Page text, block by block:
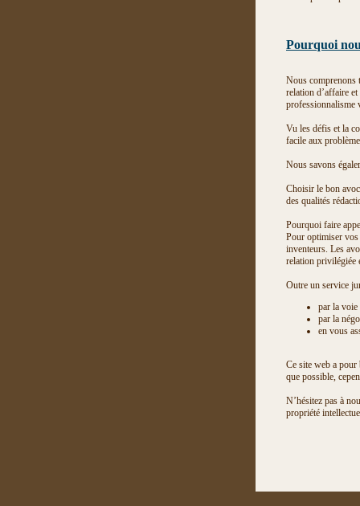
Pourquoi
Nous comprenons
relation d’affaire
professionnalisme
Vu les défis et la
facile aux
Nous savons
Choisir le bon
des qualités
Pourquoi faire
Pour optimiser vos
inventeurs. Les
relation privilégiée
Outre un service
par la voie
par la
en vous
Ce site web a pour
que possible,
N’hésitez pas à
propriété